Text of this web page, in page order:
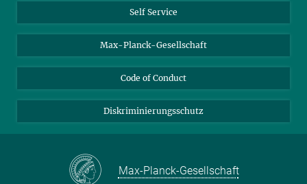
Nachhaltige und Bio-inspirierte Materialien
Self Service
Max-Planck-Gesellschaft
Code of Conduct
Diskriminierungsschutz
Max-Planck-Gesellschaft